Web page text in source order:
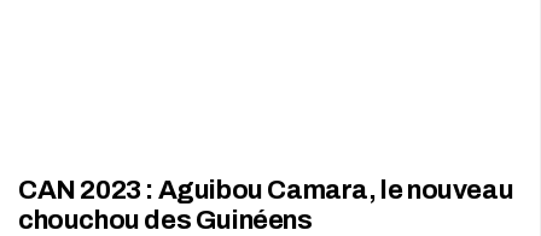
CAN 2023 : Aguibou Camara, le nouveau
chouchou des Guinéens